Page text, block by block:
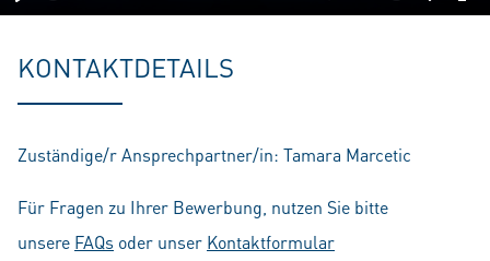
Play Mute
KONTAKTDETAILS
Zuständige/r Ansprechpartner/in: Tamara Marcetic
Für Fragen zu Ihrer Bewerbung, nutzen Sie bitte
unsere FAQs oder unser Kontaktformular